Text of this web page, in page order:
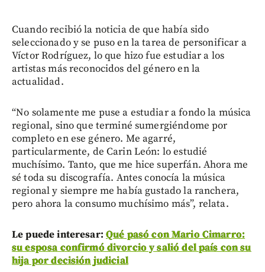
Cuando recibió la noticia de que había sido
seleccionado y se puso en la tarea de personificar a
Víctor Rodríguez, lo que hizo fue estudiar a los
artistas más reconocidos del género en la
actualidad.
“No solamente me puse a estudiar a fondo la música
regional, sino que terminé sumergiéndome por
completo en ese género. Me agarré,
particularmente, de Carin León: lo estudié
muchísimo. Tanto, que me hice superfán. Ahora me
sé toda su discografía. Antes conocía la música
regional y siempre me había gustado la ranchera,
pero ahora la consumo muchísimo más”, relata.
Le puede interesar: Qué pasó con Mario Cimarro:
su esposa confirmó divorcio y salió del país con su
hija por decisión judicial